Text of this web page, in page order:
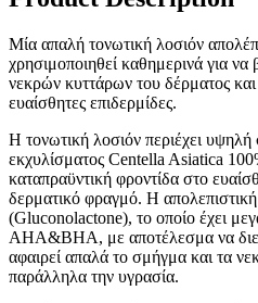
Μία απαλή τονωτική λοσιόν
χρησιμοποιηθεί καθημερινά για
νεκρών κυττάρων του δέρματος και
ευαίσθητες επιδερμίδες.
Η τονωτική λοσιόν περιέχει
εκχυλίσματος Centella Asiatica
καταπραϋντική φροντίδα στο
δερματικό φραγμό. Η απολεπιστική
(Gluconolactone), το οποίο έχει
AHA&BHA, με αποτέλεσμα να
αφαιρεί απαλά το σμήγμα και τα
παράλληλα την υγρασία.